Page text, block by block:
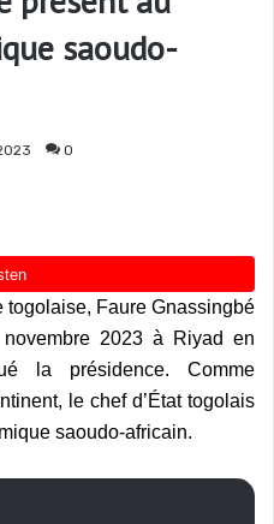
saoudo-
0
togolaise, Faure Gnassingbé
2023 à Riyad en
la présidence. Comme
le chef d’État togolais
saoudo-africain.